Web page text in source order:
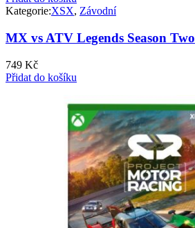
Kategorie:XSX, Závodní
MX vs ATV Legends Season Two
749 Kč
Přidat do košíku